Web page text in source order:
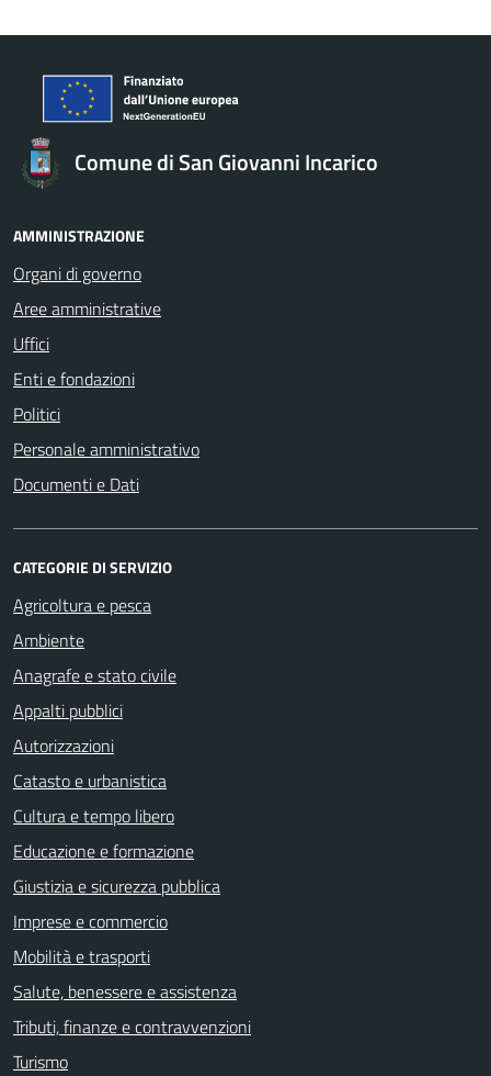
Comune di San Giovanni Incarico
AMMINISTRAZIONE
Organi di governo
Aree amministrative
Uffici
Enti e fondazioni
Politici
Personale amministrativo
Documenti e Dati
CATEGORIE DI SERVIZIO
Agricoltura e pesca
Ambiente
Anagrafe e stato civile
Appalti pubblici
Autorizzazioni
Catasto e urbanistica
Cultura e tempo libero
Educazione e formazione
Giustizia e sicurezza pubblica
Imprese e commercio
Mobilità e trasporti
Salute, benessere e assistenza
Tributi, finanze e contravvenzioni
Turismo